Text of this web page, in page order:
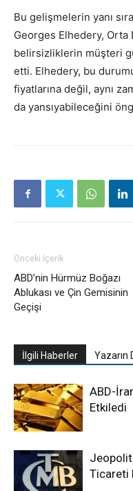
Bu gelişmelerin yanı
Georges Elhedery, Orta
belirsizliklerin müşteri
etti. Elhedery, bu
fiyatlarına değil, aynı
da yansıyabileceğini
Önceki İçerik
ABD’nin Hürmüz Boğazı
Ablukası ve Çin Gemisinin
Geçişi
İlgili Haberler Yazarın
ABD-
Etkiledi
Ticareti